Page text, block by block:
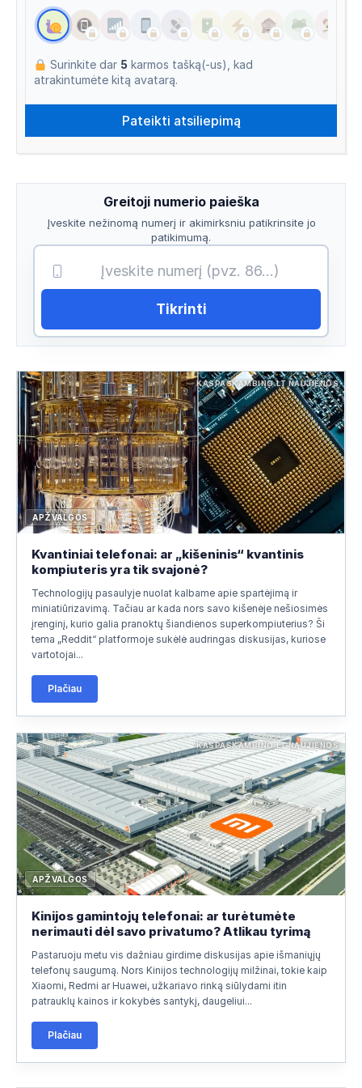
Surinkite dar 5 karmos tašką(-us), kad
atrakintumėte kitą avatarą.
Greitoji numerio paieška
Įveskite nežinomą numerį ir akimirksniu patikrinsite jo
patikimumą.
Tikrinti
KASPASKAMBINO.LT NAUJIENOS
APŽVALGOS
Kvantiniai telefonai: ar „kišeninis“ kvantinis
kompiuteris yra tik svajonė?
Technologijų pasaulyje nuolat kalbame apie spartėjimą ir
miniatiūrizavimą. Tačiau ar kada nors savo kišenėje nešiosimės
įrenginį, kurio galia pranoktų šiandienos superkompiuterius? Ši
tema „Reddit“ platformoje sukėlė audringas diskusijas, kuriose
vartotojai...
Plačiau
KASPASKAMBINO.LT NAUJIENOS
APŽVALGOS
Kinijos gamintojų telefonai: ar turėtumėte
nerimauti dėl savo privatumo? Atlikau tyrimą
Pastaruoju metu vis dažniau girdime diskusijas apie išmaniųjų
telefonų saugumą. Nors Kinijos technologijų milžinai, tokie kaip
Xiaomi, Redmi ar Huawei, užkariavo rinką siūlydami itin
patrauklų kainos ir kokybės santykį, daugeliui...
Plačiau